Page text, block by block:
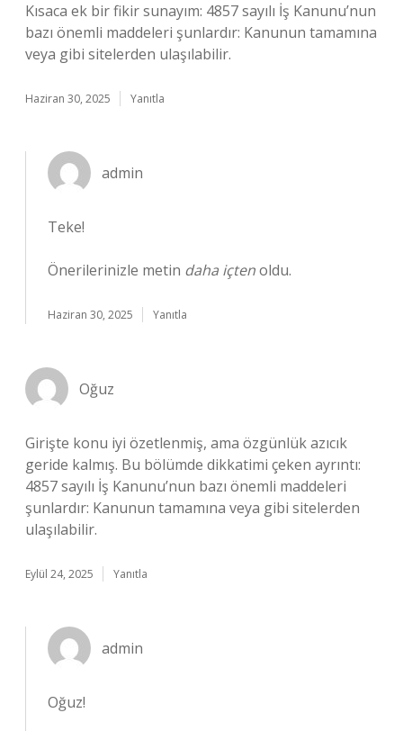
Kısaca ek bir fikir sunayım: 4857 sayılı İş Kanunu’nun
bazı önemli maddeleri şunlardır: Kanunun tamamına
veya gibi sitelerden ulaşılabilir.
Haziran 30, 2025 Yanıtla
admin
Teke!
Önerilerinizle metin daha içtenoldu.
Haziran 30, 2025 Yanıtla
Oğuz
Girişte konu iyi özetlenmiş, ama özgünlük azıcık
geride kalmış. Bu bölümde dikkatimi çeken ayrıntı:
4857 sayılı İş Kanunu’nun bazı önemli maddeleri
şunlardır: Kanunun tamamına veya gibi sitelerden
ulaşılabilir.
Eylül 24, 2025 Yanıtla
admin
Oğuz!